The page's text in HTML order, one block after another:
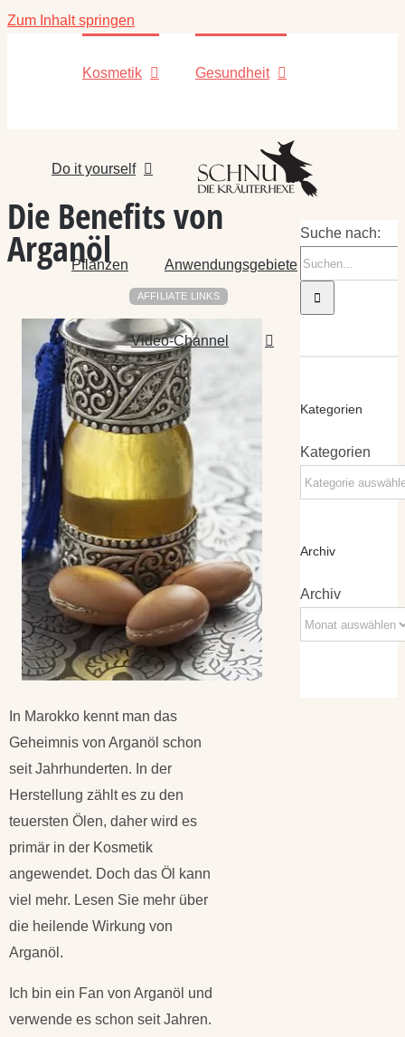
Zum Inhalt springen
Kosmetik Gesundheit
Do it yourself
Pflanzen Anwendungsgebiete
Video-Channel
Die Benefits von
Arganöl
AFFILIATE LINKS
In Marokko kennt man das
Geheimnis von Arganöl schon
seit Jahrhunderten. In der
Herstellung zählt es zu den
teuersten Ölen, daher wird es
primär in der Kosmetik
angewendet. Doch das Öl kann
viel mehr. Lesen Sie mehr über
die heilende Wirkung von
Arganöl.
Ich bin ein Fan von Arganöl und
verwende es schon seit Jahren.
Suche nach:
Kategorien
Kategorien
Archiv
Archiv